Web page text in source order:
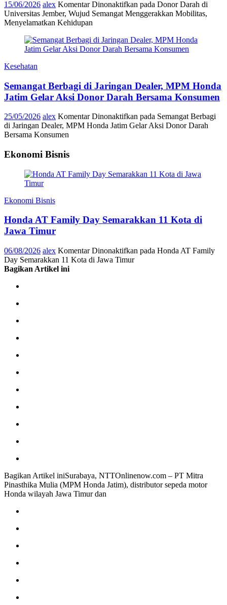
15/06/2026 alex Komentar Dinonaktifkan pada Donor Darah di
Universitas Jember, Wujud Semangat Menggerakkan Mobilitas,
Menyelamatkan Kehidupan
Kesehatan
Semangat Berbagi di Jaringan Dealer, MPM Honda
Jatim Gelar Aksi Donor Darah Bersama Konsumen
25/05/2026 alex Komentar Dinonaktifkan pada Semangat Berbagi
di Jaringan Dealer, MPM Honda Jatim Gelar Aksi Donor Darah
Bersama Konsumen
Ekonomi Bisnis
Ekonomi Bisnis
Honda AT Family Day Semarakkan 11 Kota di
Jawa Timur
06/08/2026 alex Komentar Dinonaktifkan pada Honda AT Family
Day Semarakkan 11 Kota di Jawa Timur
Bagikan Artikel ini
Bagikan Artikel iniSurabaya, NTTOnlinenow.com – PT Mitra
Pinasthika Mulia (MPM Honda Jatim), distributor sepeda motor
Honda wilayah Jawa Timur dan